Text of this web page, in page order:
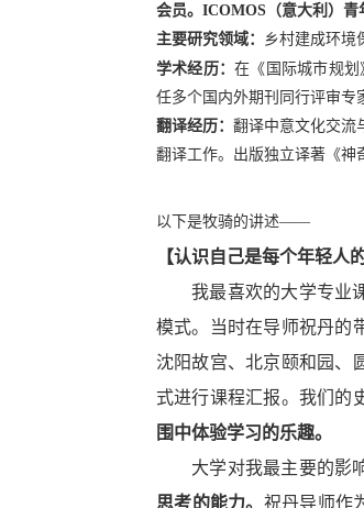
会员。ICOMOS（意大利）青
主要研究领域：
乡村建成环境
学术经历：在《国际城市规
任多个国内外期刊同行评审专
翻译经历：翻译中意文化交流
翻译工作。出版独立译著 《
以下是牧骑的讲述——
【认识自己是每个年轻人
我最喜欢的大学专业
模式。当时在导师祝丹的
沈阳故宫、北京颐和园、
式进行课程汇报。我们的
围中体验学习的乐趣。
大学对我最主要的影
思考的能力。 祝丹导师作